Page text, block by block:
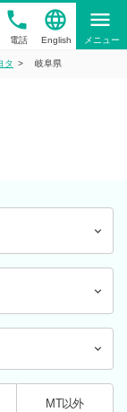
phone
電話
language
English
menu
メニュー
タ 岐阜県
MT以外